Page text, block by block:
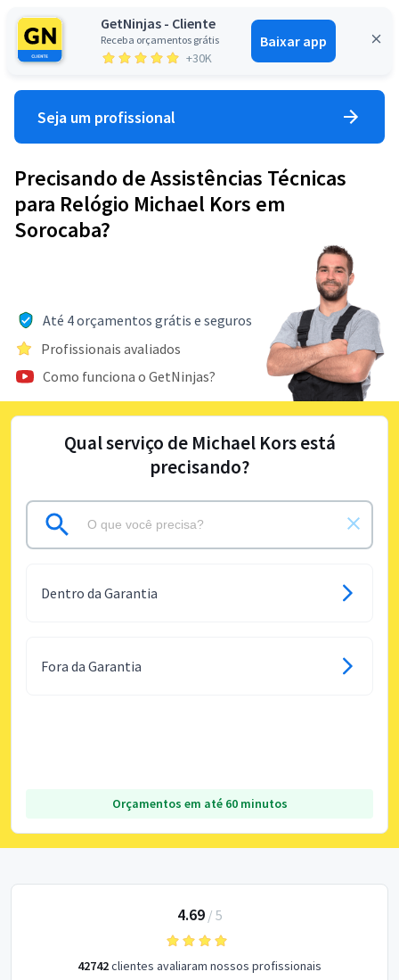
GetNinjas - Cliente
Receba orçamentos grátis
+30K
Baixar app
Entrar
Seja um profissional
Precisando de Assistências Técnicas
para Relógio Michael Kors em
Sorocaba?
Até 4 orçamentos grátis e seguros
Profissionais avaliados
Como funciona o GetNinjas?
Qual serviço de Michael Kors está
precisando?
Dentro da Garantia
Fora da Garantia
Orçamentos em até 60 minutos
4.69/ 5
42742clientes avaliaram nossos profissionais